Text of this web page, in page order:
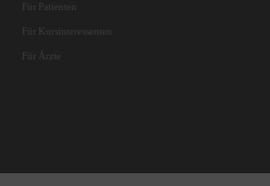
Für Patienten
Für Kursinteressenten
Für Ärzte